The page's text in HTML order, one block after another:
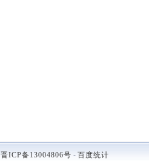
晋ICP备13004806号 - 百度统计